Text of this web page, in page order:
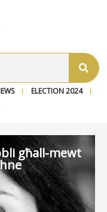
ELECTION 2024
għall-mewt